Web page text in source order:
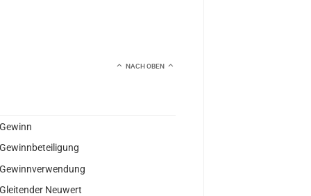
NACH OBEN
Gewinn
Gewinnbeteiligung
Gewinnverwendung
Gleitender Neuwert